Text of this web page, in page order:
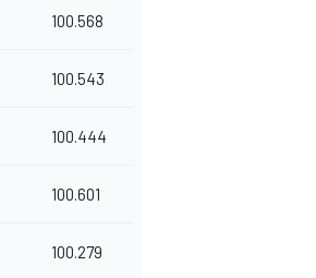
100.568
100.543
100.444
100.601
100.279